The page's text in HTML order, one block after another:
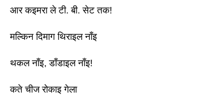
आर कइमरा ले टी. बी. सेट तक!
मल्किन दिमाग थिराइल नाँइ
थकल नाँइ, डाँडाइल नाँइ!
कते चीज रोकाइ गेला